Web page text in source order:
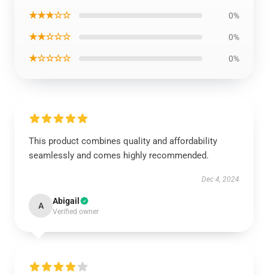
★★★☆☆ 0%
★★☆☆☆ 0%
★☆☆☆☆ 0%
This product combines quality and affordability
seamlessly and comes highly recommended.
Dec 4, 2024
A Abigail
Verified owner